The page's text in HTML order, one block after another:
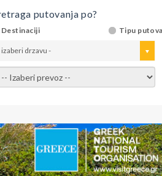
putovanja po?
Destinaciji Tipu
izaberi drzavu -
- izaberi prevoz -